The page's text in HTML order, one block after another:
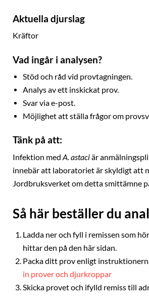
Aktuella djurslag
Kräftor
Vad ingår i analysen?
Stöd och råd vid provtagningen.
Analys av ett inskickat prov.
Svar via e-post.
Möjlighet att ställa frågor om
Tänk på att:
Infektion med A. astaciär
innebär att laboratoriet är skyldigt att
Jordbruksverket om detta smittämne
Så här beställer du
Ladda ner och fyll i remissen som
hittar den på den här sidan.
Packa ditt prov enligt
in prover och djurkroppar
Skicka provet och ifylld remiss till